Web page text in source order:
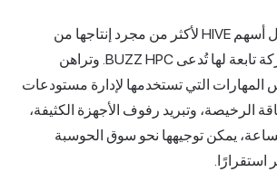
إن السبب وراء تداول أسهم HIVE لأكثر من مجرد إنتاجها من
التعدين هو وجود شركة تابعة لها تُدعى BUZZ HPC. وتراهن
التي تستخدمها لإدارة مستودعات
الرخيصة، وتبريد رفوف الأجهزة الكثيفة،
يمكن توجيهها نحو سوق الحوسبة
استقرارًا.